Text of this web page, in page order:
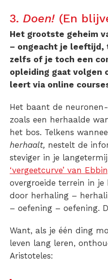
3. Doen! (En
Het grootste geheim
– ongeacht je
zelfs of je toch een
opleiding gaat volgen
leert via online
Het baant de
zoals een herhaalde
het bos. Telkens
herhaalt, nestelt de
steviger in je
‘vergeetcurve’ van
overgroeide terrein in
door herhaling –
– oefening – oefening.
Want, als je één ding
leven lang leren,
Aristoteles: